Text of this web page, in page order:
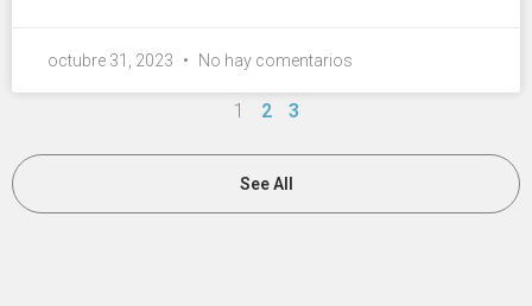
octubre 31, 2023 No hay comentarios
1 2 3
See All